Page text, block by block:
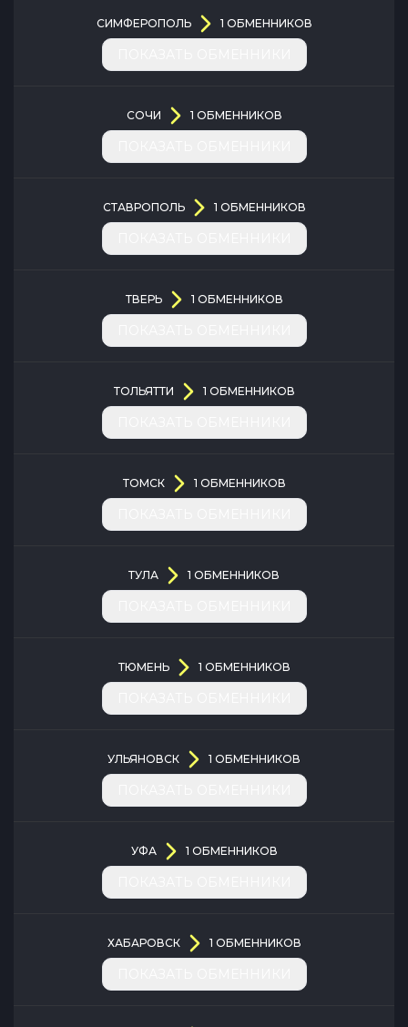
СИМФЕРОПОЛЬ 1 ОБМЕННИКОВ
СОЧИ 1 ОБМЕННИКОВ
СТАВРОПОЛЬ 1 ОБМЕННИКОВ
ТВЕРЬ 1 ОБМЕННИКОВ
ТОЛЬЯТТИ 1 ОБМЕННИКОВ
ТОМСК 1 ОБМЕННИКОВ
ТУЛА 1 ОБМЕННИКОВ
ТЮМЕНЬ 1 ОБМЕННИКОВ
УЛЬЯНОВСК 1 ОБМЕННИКОВ
УФА 1 ОБМЕННИКОВ
ХАБАРОВСК 1 ОБМЕННИКОВ